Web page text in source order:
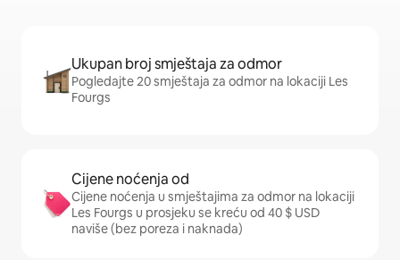
Ukupan broj smještaja za odmor
Pogledajte 20 smještaja za odmor na lokaciji Les
Fourgs
Cijene noćenja od
Cijene noćenja u smještajima za odmor na lokaciji
Les Fourgs u prosjeku se kreću od 40 $ USD
naviše (bez poreza i naknada)